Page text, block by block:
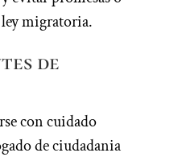
migratoria.
de
con cuidado
de ciudadania